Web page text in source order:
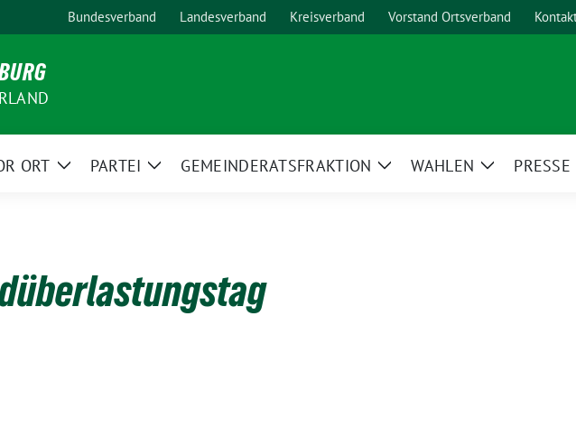
Bundesverband Landesverband Kreisverband Vorstand Ortsverband
ORT
ZeigePARTEI
ZeigeGEMEINDERATSFRAKTION
ZeigeWAHLEN
ZeigePRESSE